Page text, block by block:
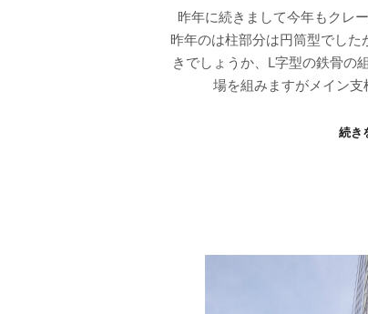
昨年に続きまして今年もクレ
昨年のは柱部分は円筒型でし
きでしょうか、L字型の鉄骨の
場を組みますがメイン
続き